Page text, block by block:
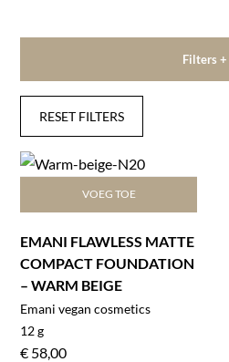
Filters +
RESET FILTERS
VOEG TOE
EMANI FLAWLESS MATTE
COMPACT FOUNDATION
– WARM BEIGE
Emani vegan cosmetics
12 g
€ 58,00